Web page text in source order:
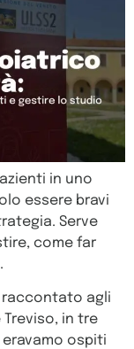
in uno
essere bravi
Serve
come far
raccontato agli
in tre
ospiti